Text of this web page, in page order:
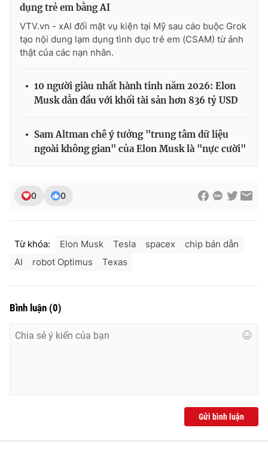
dụng trẻ em bằng AI
VTV.vn - xAI đối mặt vụ kiện tại Mỹ sau cáo buộc Grok
tạo nội dung lạm dụng tình dục trẻ em (CSAM) từ ảnh
thật của các nạn nhân.
10 người giàu nhất hành tinh năm 2026: Elon
Musk dẫn đầu với khối tài sản hơn 836 tỷ USD
Sam Altman chê ý tưởng "trung tâm dữ liệu
ngoài không gian" của Elon Musk là "nực cười"
0 0
Từ khóa: Elon Musk Tesla spacex
chip bán dẫn
AI
robot Optimus Texas
Bình luận (0)
Gửi bình luận